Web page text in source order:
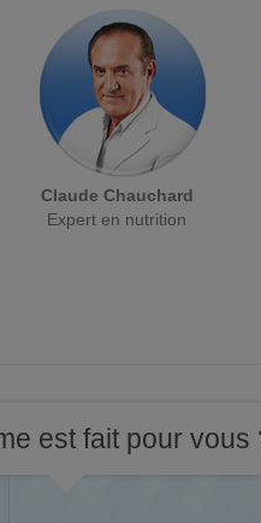
Claude Chauchard
Expert en nutrition
est fait pour vous